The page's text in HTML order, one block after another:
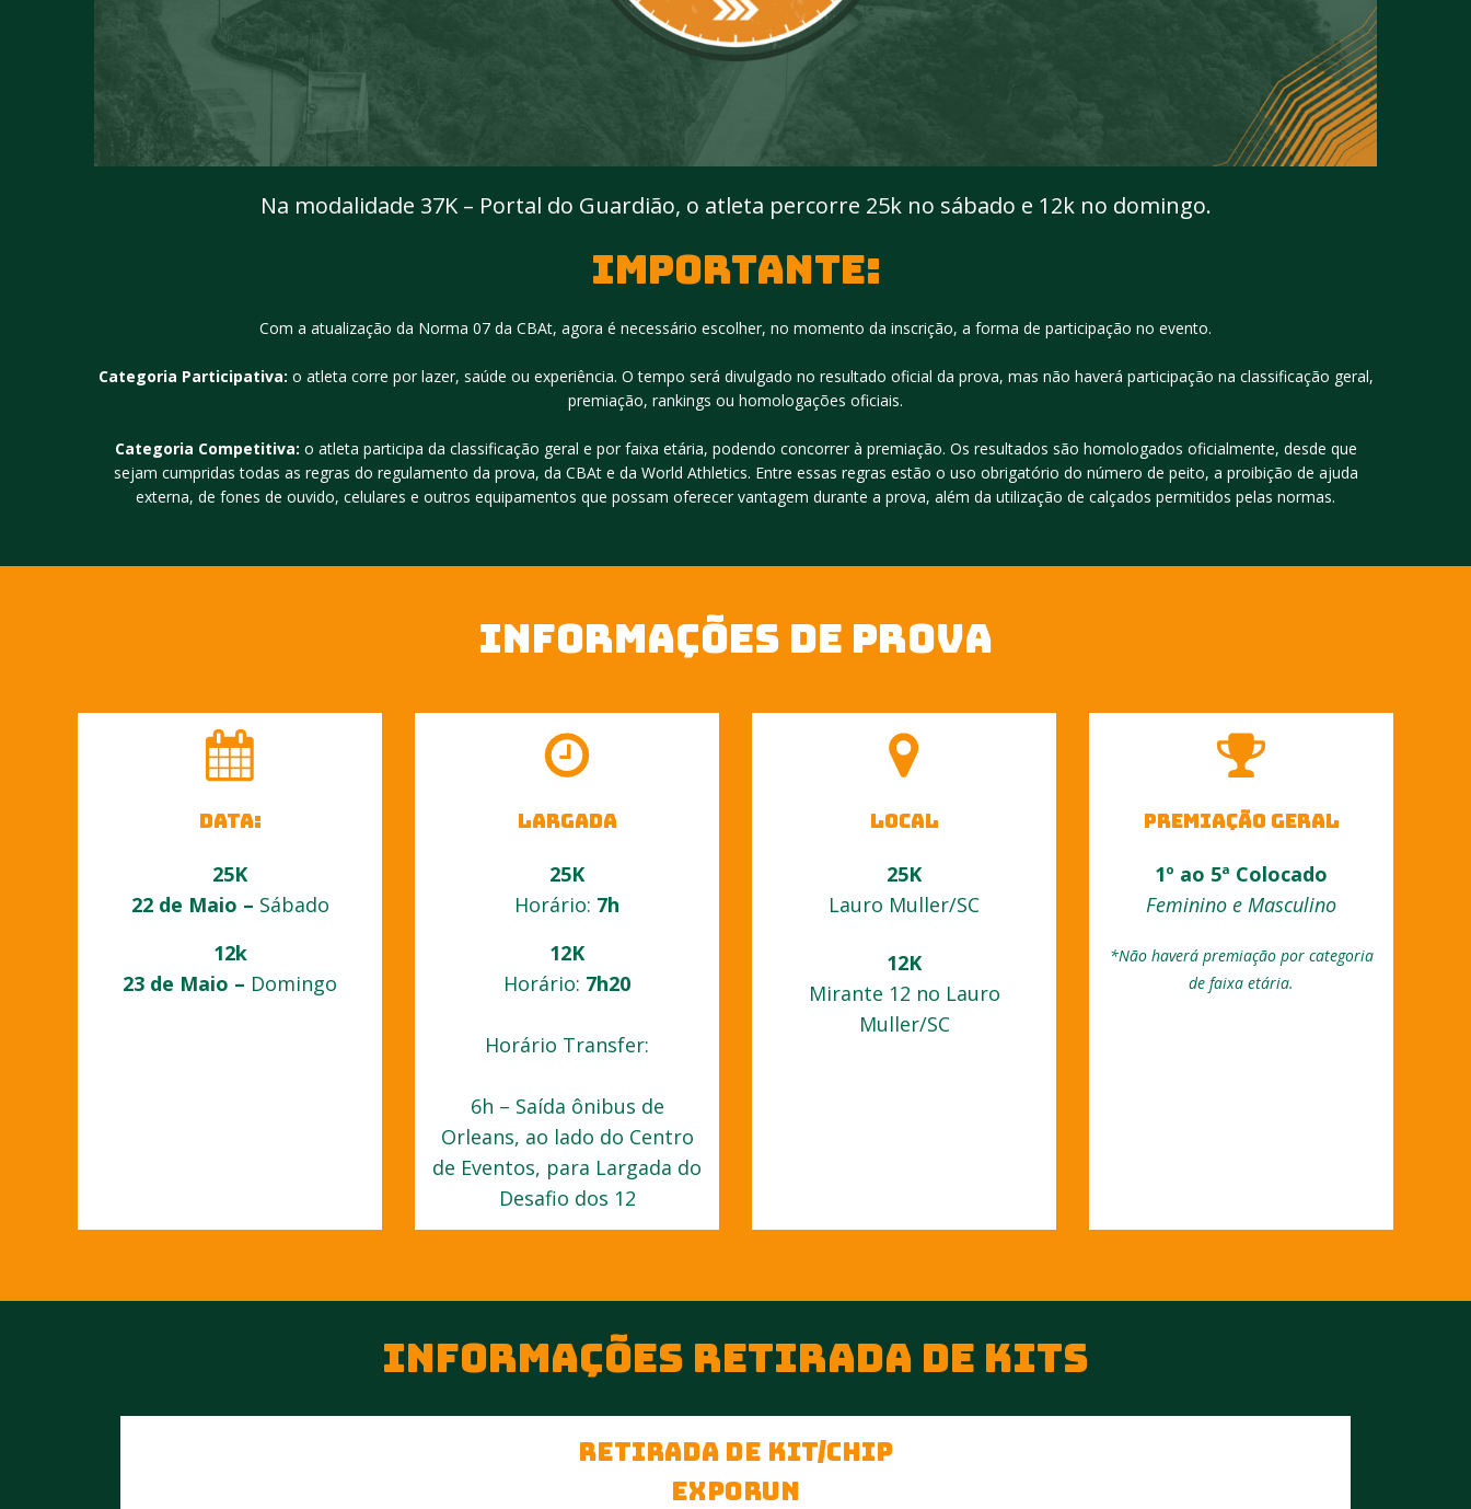
Na modalidade 37K – Portal do Guardião, o atleta percorre 25k no sábado e 12k no domingo.
Importante:
Com a atualização da Norma 07 da CBAt, agora é necessário escolher, no momento da inscrição, a forma de participação no evento.⁣
Categoria Participativa: o atleta corre por lazer, saúde ou experiência. O tempo será divulgado no resultado oficial da prova, mas não haverá participação na classificação geral,
premiação, rankings ou homologações oficiais.⁣
Categoria Competitiva: o atleta participa da classificação geral e por faixa etária, podendo concorrer à premiação. Os resultados são homologados oficialmente, desde que
sejam cumpridas todas as regras do regulamento da prova, da CBAt e da World Athletics. Entre essas regras estão o uso obrigatório do número de peito, a proibição de ajuda
externa, de fones de ouvido, celulares e outros equipamentos que possam oferecer vantagem durante a prova, além da utilização de calçados permitidos pelas normas.⁣
INFORMAÇÕES DE PROVA
data:
25K
22 de Maio – Sábado
12k
23 de Maio – Domingo
LARGADA
25K
Horário: 7h
12K
Horário: 7h20
Horário Transfer:
6h – Saída ônibus de
Orleans, ao lado do Centro
de Eventos, para Largada do
Desafio dos 12
LOCAL
25K
Lauro Muller/SC
12K
Mirante 12 no Lauro
Muller/SC
PREMIAÇÃO GERAL
1º ao 5ª Colocado
Feminino e Masculino
*Não haverá premiação por categoria
de faixa etária.
INFORMAÇÕES RETIRADA DE KITS
retirada de kit/chip
EXPORUN